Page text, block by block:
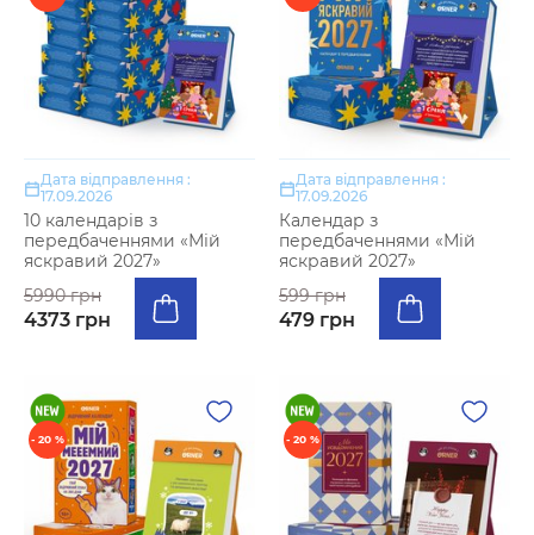
Дата відправлення :
17.09.2026
10 календарів з
передбаченнями «Мій
яскравий 2027»
5990 грн
4373 грн
Дата відправлення :
17.09.2026
Календар з
передбаченнями «Мій
яскравий 2027»
599 грн
479 грн
- 20 % - 20 %